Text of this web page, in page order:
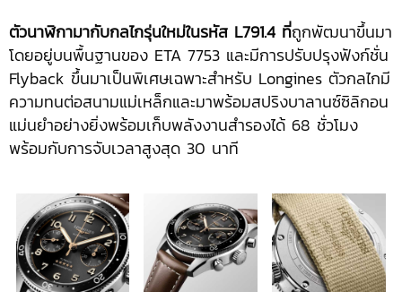
ตัวนาฬิกามากับกลไกรุ่นใหม่ในรหัส L791.4 ที่ถูกพัฒนาขึ้นมา
โดยอยู่บนพื้นฐานของ ETA 7753 และมีการปรับปรุงฟังก์ชั่น
Flyback ขึ้นมาเป็นพิเศษเฉพาะสำหรับ Longines ตัวกลไกมี
ความทนต่อสนามแม่เหล็กและมาพร้อมสปริงบาลานซ์ซิลิกอน
แม่นยำอย่างยิ่งพร้อมเก็บพลังงานสำรองได้ 68 ชั่วโมง
พร้อมกับการจับเวลาสูงสุด 30 นาที